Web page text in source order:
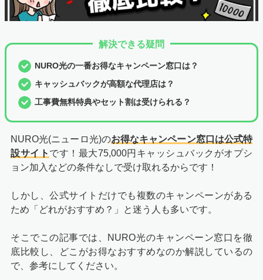
解決できる疑問
NURO光の一番お得なキャンペーン窓口は？
キャッシュバックが高額な代理店は？
工事費無料特典やセット割は受けられる？
NURO光(ニューロ光)のお得なキャンペーン窓口は公式特
設サイト です！最大75,000円キャッシュバックがオプシ
ョン加入などの条件なしで受け取れるからです！
しかし、公式サイトだけでも複数のキャンペーンがある
ため「どれがおすすめ？」と迷う人も多いです。
そこでこの記事では、NURO光のキャンペーン窓口を徹
底比較し、どこがお得なおすすめなのか解説しているの
で、参考にしてください。